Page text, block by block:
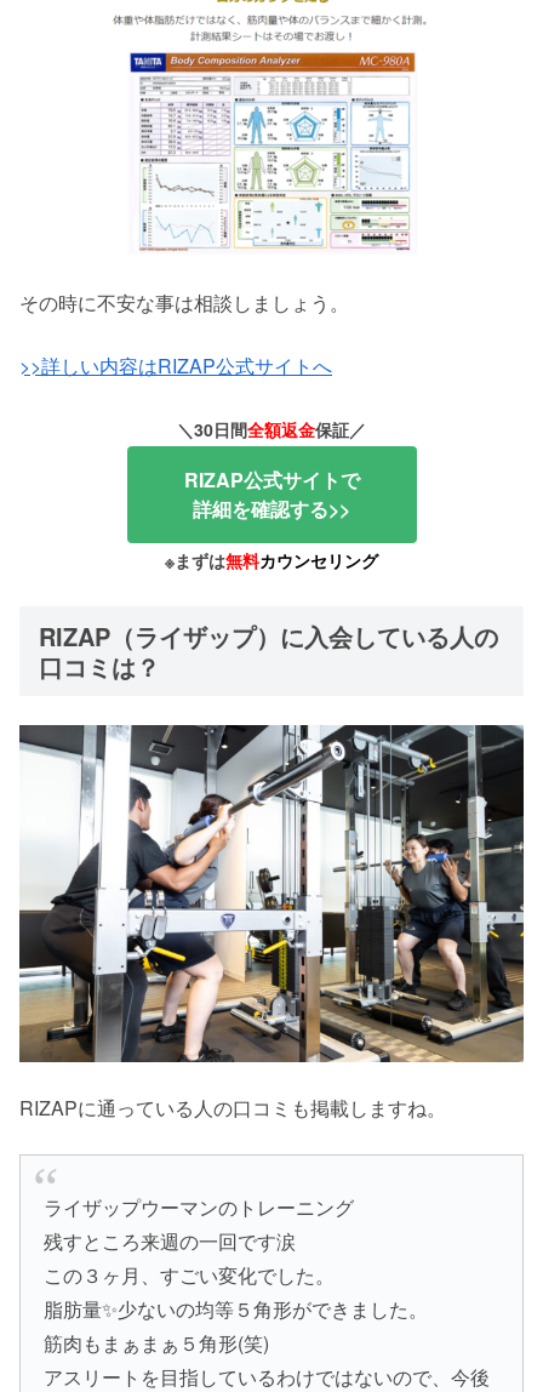
その時に不安な事は相談しましょう。
>>詳しい内容はRIZAP公式サイトへ
＼30日間全額返金保証／
RIZAP公式サイトで
詳細を確認する>>
※まずは無料カウンセリング
RIZAP（ライザップ）に入会している人の
口コミは？
RIZAPに通っている人の口コミも掲載しますね。
ライザップウーマンのトレーニング
残すところ来週の一回です涙
この３ヶ月、すごい変化でした。
脂肪量✨少ないの均等５角形ができました。
筋肉もまぁまぁ５角形(笑)
アスリートを目指しているわけではないので、今後